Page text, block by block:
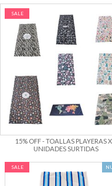
SALE
15% OFF - TOALLAS PLAYERAS
UNIDADES SURTIDAS
SALE